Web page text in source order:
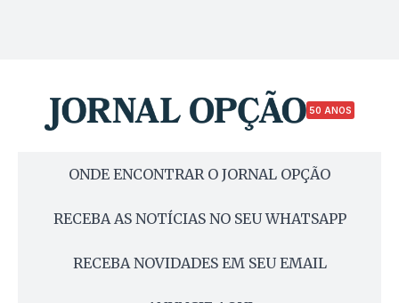
50 ANOS
ONDE ENCONTRAR O JORNAL OPÇÃO
RECEBA AS NOTÍCIAS NO SEU WHATSAPP
RECEBA NOVIDADES EM SEU EMAIL